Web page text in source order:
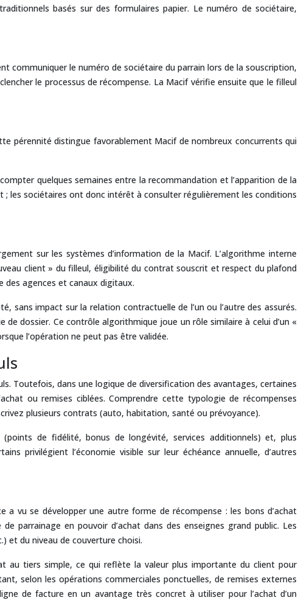
basés sur des formulaires papier. Le numéro de sociétaire,
communiquer le numéro de sociétaire du parrain lors de la souscription,
le processus de récompense. La Macif vérifie ensuite que le filleul
pérennité distingue favorablement Macif de nombreux concurrents qui
quelques semaines entre la recommandation et l’apparition de la
les sociétaires ont donc intérêt à consulter régulièrement les conditions
sur les systèmes d’information de la Macif. L’algorithme interne
client » du filleul, éligibilité du contrat souscrit et respect du plafond
des agences et canaux digitaux.
sans impact sur la relation contractuelle de l’un ou l’autre des assurés.
dossier. Ce contrôle algorithmique joue un rôle similaire à celui d’un «
l’opération ne peut pas être validée.
Toutefois, dans une logique de diversification des avantages, certaines
ou remises ciblées. Comprendre cette typologie de récompenses
plusieurs contrats (auto, habitation, santé ou prévoyance).
de fidélité, bonus de longévité, services additionnels) et, plus
privilégient l’économie visible sur leur échéance annuelle, d’autres
vu se développer une autre forme de récompense : les bons d’achat
parrainage en pouvoir d’achat dans des enseignes grand public. Les
et du niveau de couverture choisi.
au tiers simple, ce qui reflète la valeur plus importante du client pour
selon les opérations commerciales ponctuelles, de remises externes
de facture en un avantage très concret à utiliser pour l’achat d’un